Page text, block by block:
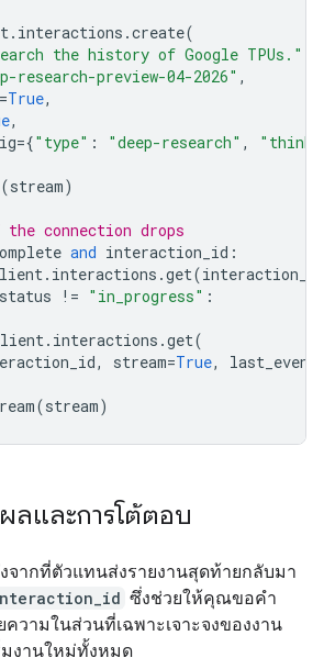
. interactions .create(
the history of Google TPUs."
research-preview-04-2026" ,
=True,
,
={"type" : "deep-research" ,
(stream)
connection drops
and interaction_id :
. interactions .get(interaction_id
status != "in_progress" :
. interactions .get(
, stream=True,
(stream)
ลและการโต้ตอบ
ากที่ตัวแทนส่งรายงานสุดท้ายกลับมา
ซึ่งช่วยให้คุณขอคำ
วามในส่วนที่เฉพาะเจาะจงของงาน
มงานใหม่ทั้งหมด